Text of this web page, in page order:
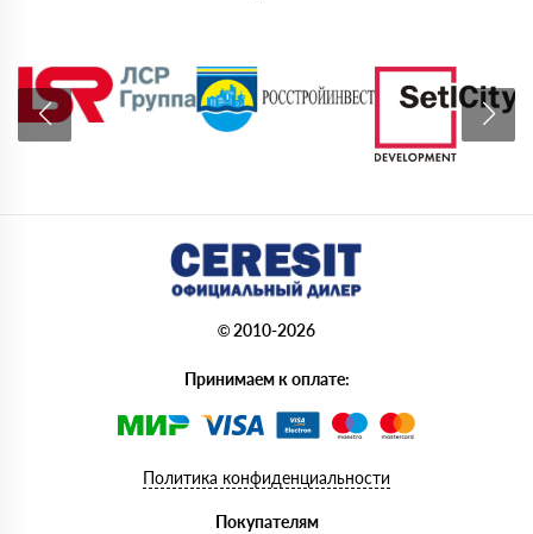
© 2010-2026
Принимаем к оплате:
Политика конфиденциальности
Покупателям